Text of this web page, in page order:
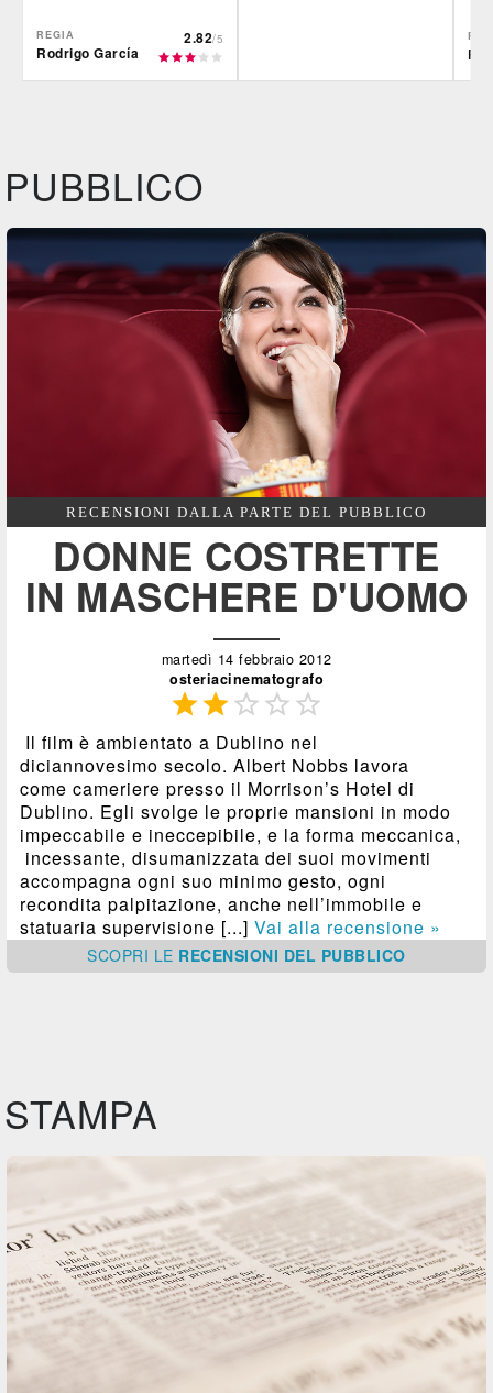
REGIA
Rodrigo García
2.82/5
PUBBLICO
RECENSIONI DALLA PARTE DEL PUBBLICO
DONNE COSTRETTE
IN MASCHERE D'UOMO
martedì 14 febbraio 2012
osteriacinematografo
  
Il film è ambientato a Dublino nel
diciannovesimo secolo. Albert Nobbs lavora
come cameriere presso il Morrison’s Hotel di
Dublino. Egli svolge le proprie mansioni in modo
impeccabile e ineccepibile, e la forma meccanica,
incessante, disumanizzata dei suoi movimenti
accompagna ogni suo minimo gesto, ogni
recondita palpitazione, anche nell’immobile e
statuaria supervisione [...]Vai alla recensione »
SCOPRI LE RECENSIONI DEL PUBBLICO
STAMPA